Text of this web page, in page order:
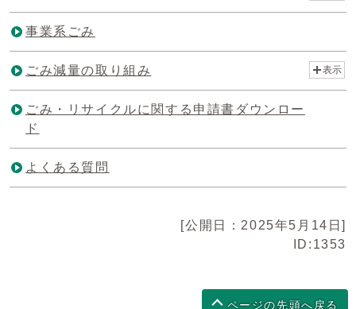
事業系ごみ
ごみ減量の取り組み 表示
ごみ・リサイクルに関する申請書ダウンロー
ド
よくある質問
[公開日：2025年5月14日]
ID:1353
ページの先頭へ戻る